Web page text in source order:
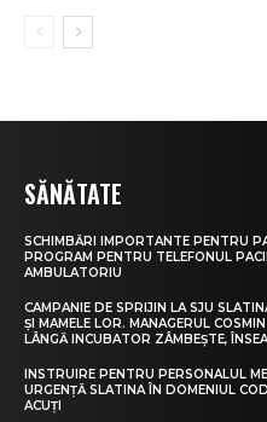
SĂNĂTATE
SCHIMBĂRI IMPORTANTE PENTRU
PROGRAM PENTRU TELEFONUL
AMBULATORIU
CAMPANIE DE SPRIJIN LA SJU
ȘI MAMELE LOR. MANAGERUL
LÂNGĂ INCUBATOR ZÂMBEȘTE,
INSTRUIRE PENTRU PERSONALUL
URGENȚĂ SLATINA ÎN DOMENIUL
ACUȚI